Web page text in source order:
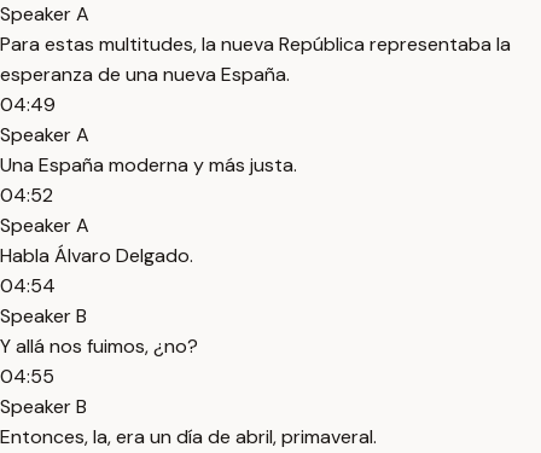
Speaker A
Para estas multitudes, la nueva República representaba la
esperanza de una nueva España.
04:49
Speaker A
Una España moderna y más justa.
04:52
Speaker A
Habla Álvaro Delgado.
04:54
Speaker B
Y allá nos fuimos, ¿no?
04:55
Speaker B
Entonces, la, era un día de abril, primaveral.